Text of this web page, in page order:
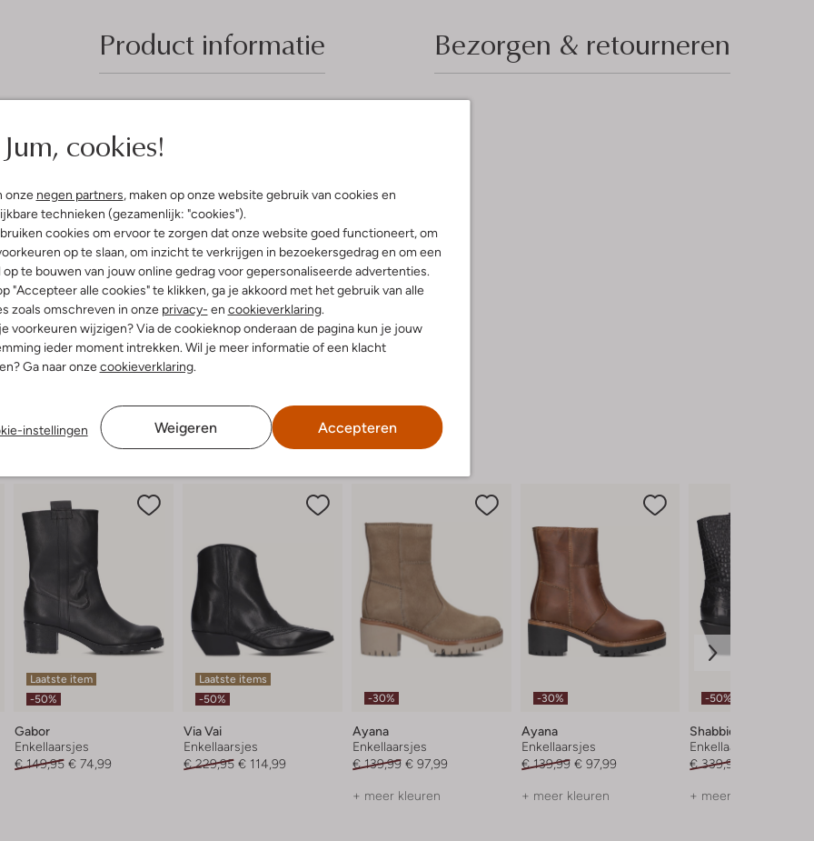
Jum, cookies!
onze negen partners, maken op onze website gebruik van cookies en
technieken (gezamenlijk: "cookies").
cookies om ervoor te zorgen dat onze website goed functioneert, om
op te slaan, om inzicht te verkrijgen in bezoekersgedrag en om een
op te bouwen van jouw online gedrag voor gepersonaliseerde advertenties.
"Accepteer alle cookies" te klikken, ga je akkoord met het gebruik van alle
zoals omschreven in onze privacy- en cookieverklaring.
voorkeuren wijzigen? Via de cookieknop onderaan de pagina kun je jouw
ieder moment intrekken. Wil je meer informatie of een klacht
Ga naar onzecookieverklaring.
instellingen Weigeren Accepteren
Product informatie Bezorgen & retourneren
Laatste item
-50%
Gabor
Enkellaarsjes
€ 149,95 € 74,99
Laatste items
-50%
Via Vai
Enkellaarsjes
€ 229,95 € 114,99
-30%
Ayana
Enkellaarsjes
€ 139,99 € 97,99
+ meer kleuren
-30%
Ayana
Enkellaarsjes
€ 139,99 € 97,99
+ meer kleuren
-50%
Shabbies
Enkellaarsjes
€ 339,95
+ meer kleuren